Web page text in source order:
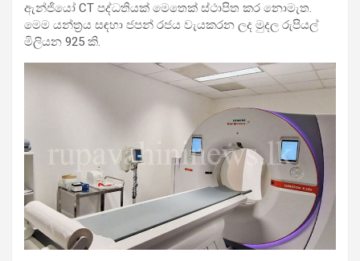
ඇන්ජියෝ CT පද්ධතියක් මෙතෙක් ස්ථාපිත කර නොමැත.
මෙම යන්ත්‍රය සඳහා ජපන් රජය වැයකරන ලද මුදල රුපියල්
මිලියන 925 කි.